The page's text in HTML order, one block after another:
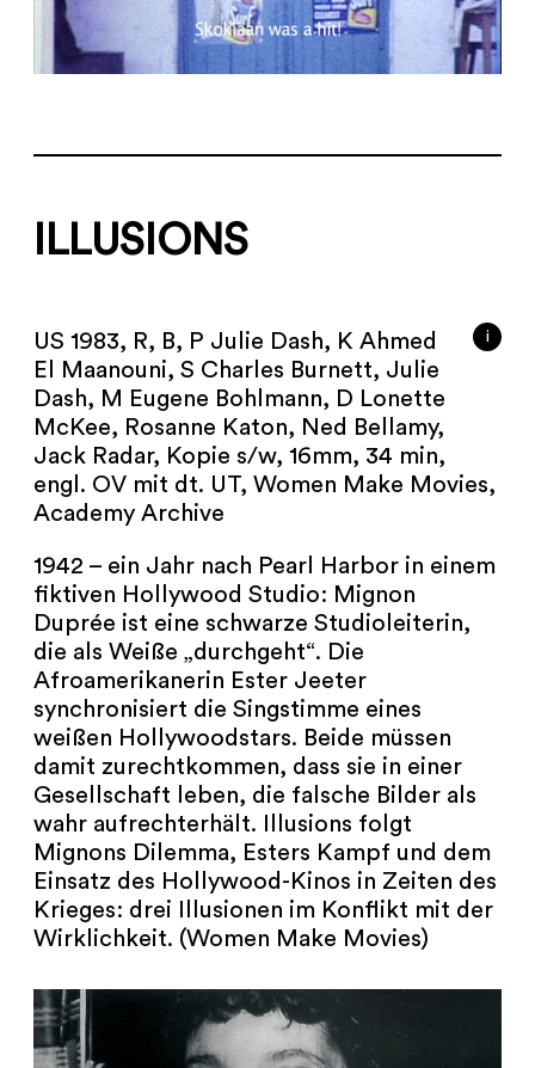
ILLUSIONS
i
US 1983, R, B, P Julie Dash, K Ahmed
El Maanouni, S Charles Burnett, Julie
Dash, M Eugene Bohlmann, D Lonette
McKee, Rosanne Katon, Ned Bellamy,
Jack Radar, Kopie s/w, 16mm, 34 min,
engl. OV mit dt. UT, Women Make Movies,
Academy Archive
1942 – ein Jahr nach Pearl Harbor in einem
fiktiven Hollywood Studio: Mignon
Duprée ist eine schwarze Studioleiterin,
die als Weiße „durchgeht“. Die
Afroamerikanerin Ester Jeeter
synchronisiert die Singstimme eines
weißen Hollywoodstars. Beide müssen
damit zurechtkommen, dass sie in einer
Gesellschaft leben, die falsche Bilder als
wahr aufrechterhält. Illusions folgt
Mignons Dilemma, Esters Kampf und dem
Einsatz des Hollywood-Kinos in Zeiten des
Krieges: drei Illusionen im Konflikt mit der
Wirklichkeit. (Women Make Movies)